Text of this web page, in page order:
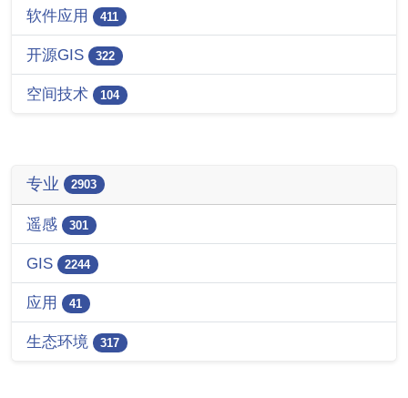
软件应用 411
开源GIS 322
空间技术 104
专业 2903
遥感 301
GIS 2244
应用 41
生态环境 317